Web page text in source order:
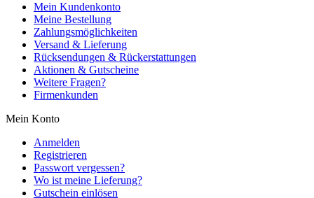
Mein Kundenkonto
Meine Bestellung
Zahlungsmöglichkeiten
Versand & Lieferung
Rücksendungen & Rückerstattungen
Aktionen & Gutscheine
Weitere Fragen?
Firmenkunden
Mein Konto
Anmelden
Registrieren
Passwort vergessen?
Wo ist meine Lieferung?
Gutschein einlösen